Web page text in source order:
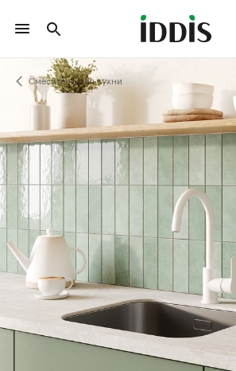
Смесители для кухни